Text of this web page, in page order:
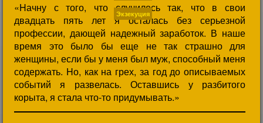
«Hачну с того, что случилось так, что в свои
двадцать пять лет я осталась без серьезной
профессии, дающей надежный заработок. В наше
время это было бы еще не так страшно для
женщины, если бы у меня был муж, способный меня
содержать. Hо, как на грех, за год до описываемых
событий я развелась. Оставшись у разбитого
корыта, я стала что-то придумывать.»
Экзекуция